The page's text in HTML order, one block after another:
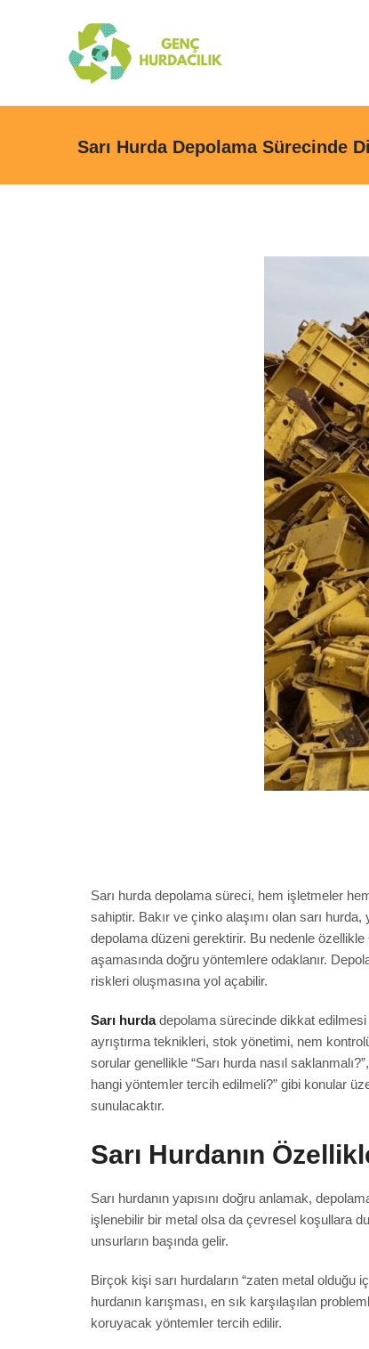
Sarı Hurda Depolama Sürecinde
Sarı hurda depolama süreci, hem işletmeler
sahiptir. Bakır ve çinko alaşımı olan sarı
depolama düzeni gerektirir. Bu nedenle
aşamasında doğru yöntemlere odaklanır.
riskleri oluşmasına yol açabilir.
Sarı hurdadepolama sürecinde dikkat edilmesi
ayrıştırma teknikleri, stok yönetimi, nem
sorular genellikle “Sarı hurda nasıl
hangi yöntemler tercih edilmeli?” gibi konular
sunulacaktır.
Sarı Hurdanın
Sarı hurdanın yapısını doğru anlamak,
işlenebilir bir metal olsa da çevresel koşullara
unsurların başında gelir.
Birçok kişi sarı hurdaların “zaten metal olduğu
hurdanın karışması, en sık karşılaşılan
koruyacak yöntemler tercih edilir.